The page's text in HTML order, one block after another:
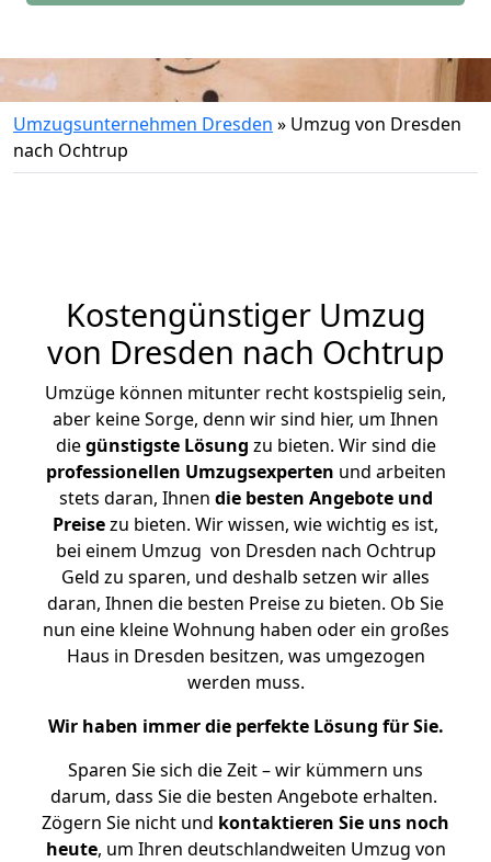
Umzugsunternehmen Dresden » Umzug von Dresden
nach Ochtrup
Kostengünstiger Umzug
von Dresden nach Ochtrup
Umzüge können mitunter recht kostspielig sein,
aber keine Sorge, denn wir sind hier, um Ihnen
diegünstigste Lösung zu bieten. Wir sind die
professionellen Umzugsexperten und arbeiten
stets daran, Ihnen die besten Angebote und
Preisezu bieten. Wir wissen, wie wichtig es ist,
bei einem Umzug von Dresden nach Ochtrup
Geld zu sparen, und deshalb setzen wir alles
daran, Ihnen die besten Preise zu bieten. Ob Sie
nun eine kleine Wohnung haben oder ein großes
Haus in Dresden besitzen, was umgezogen
werden muss.
Wir haben immer die perfekte Lösung für Sie.
Sparen Sie sich die Zeit – wir kümmern uns
darum, dass Sie die besten Angebote erhalten.
Zögern Sie nicht und kontaktieren Sie uns noch
heute, um Ihren deutschlandweiten Umzug von